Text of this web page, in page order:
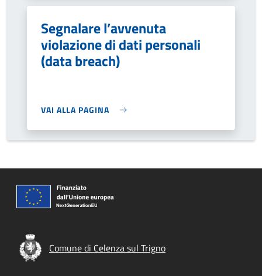
Segnalare l’avvenuta
violazione di dati personali
(data breach)
VAI ALLA PAGINA
Comune di Celenza sul Trigno